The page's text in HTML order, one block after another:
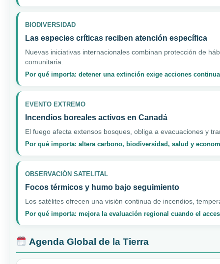
BIODIVERSIDAD
Las especies críticas reciben atención específica
Nuevas iniciativas internacionales combinan protección de
comunitaria.
Por qué importa: detener una extinción exige acciones
EVENTO EXTREMO
Incendios boreales activos en Canadá
El fuego afecta extensos bosques, obliga a evacuaciones y
Por qué importa: altera carbono, biodiversidad, salud y
OBSERVACIÓN SATELITAL
Focos térmicos y humo bajo seguimiento
Los satélites ofrecen una visión continua de incendios,
Por qué importa: mejora la evaluación regional cuando el
Agenda Global de la Tierra